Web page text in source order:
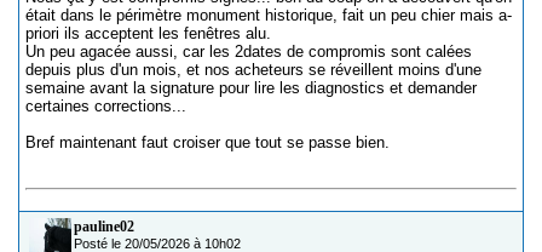
était dans le périmètre monument historique, fait un peu chier mais a-
priori ils acceptent les fenêtres alu.
Un peu agacée aussi, car les 2dates de compromis sont calées
depuis plus d'un mois, et nos acheteurs se réveillent moins d'une
semaine avant la signature pour lire les diagnostics et demander
certaines corrections...
Bref maintenant faut croiser que tout se passe bien.
pauline02
Posté le 20/05/2026 à 10h02